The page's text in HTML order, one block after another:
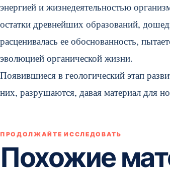
энергией и жизнедеятельностью
остатки древнейших образований,
расценивалась ее обоснованность,
эволюцией органической жизни.
Появившиеся в геологический этап
них, разрушаются, давая материал для
ПРОДОЛЖАЙТЕ ИССЛЕДОВАТЬ
Похожие